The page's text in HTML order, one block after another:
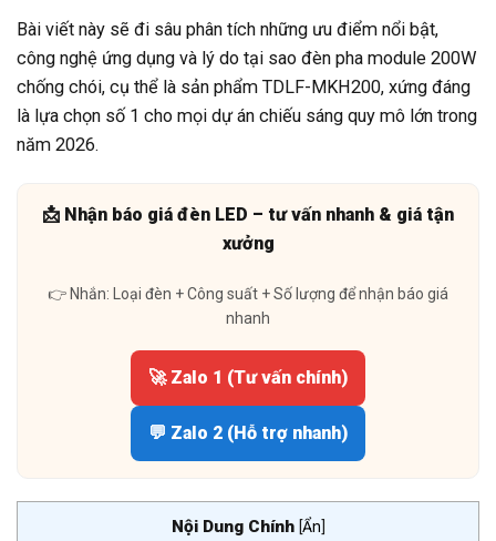
Bài viết này sẽ đi sâu phân tích những ưu điểm nổi bật,
công nghệ ứng dụng và lý do tại sao đèn pha module 200W
chống chói, cụ thể là sản phẩm TDLF-MKH200, xứng đáng
là lựa chọn số 1 cho mọi dự án chiếu sáng quy mô lớn trong
năm 2026.
📩 Nhận báo giá đèn LED – tư vấn nhanh & giá tận
xưởng
👉 Nhắn: Loại đèn + Công suất + Số lượng để nhận báo giá
nhanh
🚀 Zalo 1 (Tư vấn chính)
💬 Zalo 2 (Hỗ trợ nhanh)
Nội Dung Chính [Ẩn]